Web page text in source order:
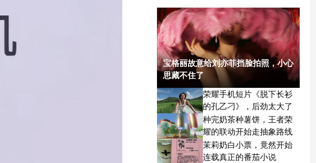
宝格丽故意给刘亦菲挡脸拍照，小心
思藏不住了
荣耀手机短片《脱下长衫
的孔乙刁》，后劲太大了
种完奶茶种薯饼，王者荣
耀的联动开始走抽象路线
茉莉奶白小票，竟然开始
连载真正的番茄小说